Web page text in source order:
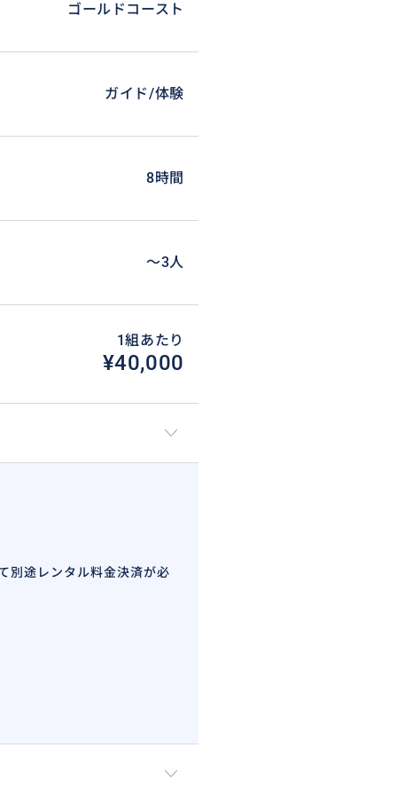
合）は含まれておりませ
い
とができません
願いします。
ゴールドコースト
ガイド/体験
8時間
〜3人
1組あたり
¥40,000
別途レンタル料金決済が必